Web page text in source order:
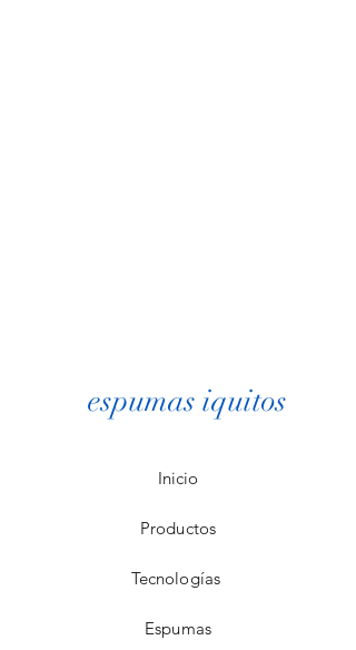
espumas iquitos
Inicio
Productos
Tecnologías
Espumas